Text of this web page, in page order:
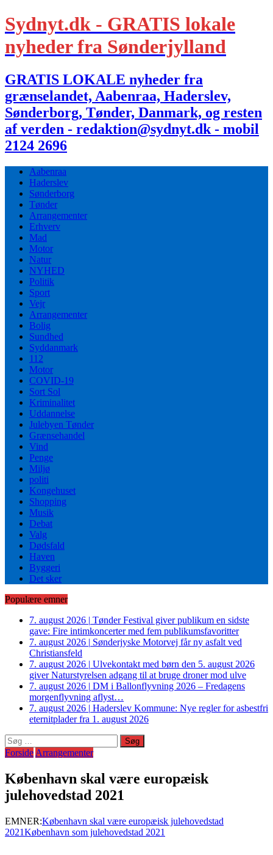
Sydnyt.dk - GRATIS lokale
nyheder fra Sønderjylland
GRATIS LOKALE nyheder fra
grænselandet, Aabenraa, Haderslev,
Sønderborg, Tønder, Danmark, og resten
af verden - redaktion@sydnyt.dk - mobil
2124 2696
Aabenraa
Haderslev
Sønderborg
Tønder
Arrangementer
Erhverv
Mad
Motor
Natur
NYHED
Politik
Sport
Vejr
Arrangementer
Bolig
Sundhed
Syddanmark
112
Motor
COVID-19
Sort Sol
Kriminalitet
Uddannelse
Julebyen Tønder
Grænsehandel
Vind
Penge
Miljø
politi
Kongehuset
Shopping
Musik
Debat
Valg
Dødsfald
Haven
Byggeri
Det sker
Populære emner
7. august 2026 | Tønder Festival giver publikum en sidste
gave: Fire intimkoncerter med fem publikumsfavoritter
7. august 2026 | Sønderjyske Motorvej får ny asfalt ved
Christiansfeld
7. august 2026 | Ulvekontakt med børn den 5. august 2026
giver Naturstyrelsen adgang til at bruge droner mod ulve
7. august 2026 | DM i Ballonflyvning 2026 – Fredagens
morgenflyvning aflyst…
7. august 2026 | Haderslev Kommune: Nye regler for asbestfri
eternitplader fra 1. august 2026
Søg
efter:
Forside Arrangementer
København skal være europæisk
julehovedstad 2021
EMNER:København skal være europæisk julehovedstad
2021København som julehovedstad 2021